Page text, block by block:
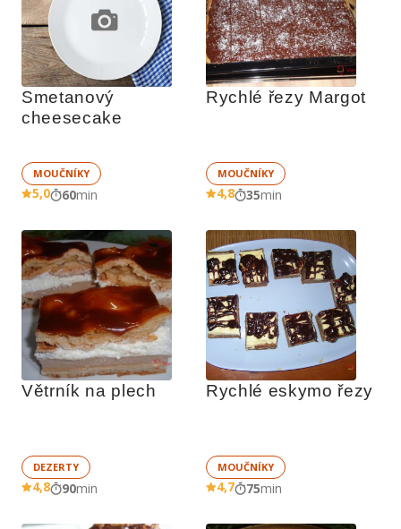
Smetanový
cheesecake
MOUČNÍKY
5,0 60min
Rychlé řezy Margot
MOUČNÍKY
4,8 35min
Větrník na plech
DEZERTY
4,8 90min
Rychlé eskymo řezy
MOUČNÍKY
4,7 75min